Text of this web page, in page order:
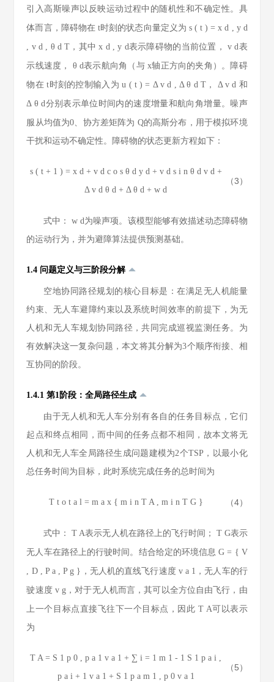
引入高斯噪声以反映运动过程中的随机性和不确定性。具
体而言，障碍物在 t时刻的状态向量定义为 s ( t ) = x d , y d
, v d , θ d T ，其中 x d , y d表示障碍物的当前位置， v d表
示线速度， θ d表示航向角（与 x轴正方向的夹角）。障碍
物在 t时刻的控制输入为 u ( t ) = Δ v d , Δ θ d T， Δ v d 和
Δ θ d分别表示单位时间内的速度增量和航向角增量。噪声
服从均值为0、协方差矩阵为 Q的高斯分布，用于模拟环境
干扰和运动不确定性。障碍物的状态更新方程如下：
s ( t + 1 ) = x d + v d c o s θ d y d + v d s i n θ d v d +
Δ v d θ d + Δ θ d + w d
（3）
式中：w d为噪声项。该模型能够有效描述动态障碍物
的运动行为，并为避障算法提供预测基础。
1.4 问题定义与三阶段分解
空地协同路径规划的核心目标是：在满足无人机能量
约束、无人车避障约束以及系统时间效率的前提下，为无
人机和无人车规划协同路径，共同完成巡视监测任务。为
有效解决这一复杂问题，本文将其分解为3个顺序衔接、相
互协同的阶段。
1.4.1 第1阶段：全局路径生成
由于无人机和无人车分别有各自的任务目标点，它们
起点和终点相同，而中间的任务点都不相同，故本文将无
人机和无人车全局路径生成问题建模为2个TSP，以最小化
总任务时间为目标，此时系统完成任务的总时间为
T t o t a l = m a x { m i n T A , m i n T G } （4）
式中： T A表示无人机在路径上的飞行时间； T G表示
无人车在路径上的行驶时间。结合给定的环境信息 G = { V
, D , P a , P g } ，无人机的直线飞行速度 v a 1 ，无人车的行
驶速度 v g ，对于无人机而言，其可以全方位自由飞行，由
上一个目标点直接飞往下一个目标点，因此 T A可以表示
为
T A = S 1 p 0 , p a 1 v a 1 + ∑ i = 1 m 1 - 1 S 1 p a i ,
p a i + 1 v a 1 + S 1 p a m 1 , p 0 v a 1
（5）